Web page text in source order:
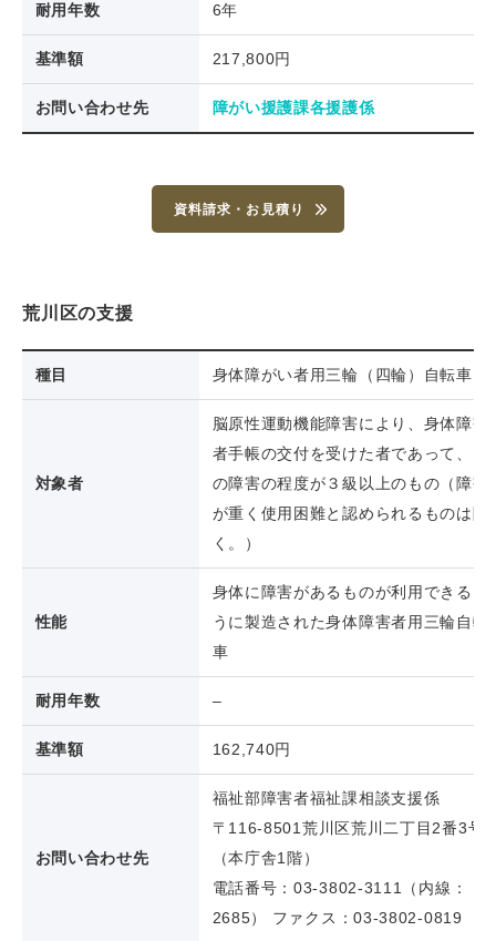
耐用年数 6年
基準額 217,800円
お問い合わせ先 障がい援護課各援護係
資料請求・お見積り
荒川区の支援
種目 身体障がい者用三輪（四輪）自転車
対象者
脳原性運動機能障害により、身体障害
者手帳の交付を受けた者であって、そ
の障害の程度が３級以上のもの（障害
が重く使用困難と認められるものは除
く。）
性能
身体に障害があるものが利用できるよ
うに製造された身体障害者用三輪自転
車
耐用年数 –
基準額 162,740円
お問い合わせ先
福祉部障害者福祉課相談支援係
〒116-8501荒川区荒川二丁目2番3号
（本庁舎1階）
電話番号：03-3802-3111（内線：
2685） ファクス：03-3802-0819